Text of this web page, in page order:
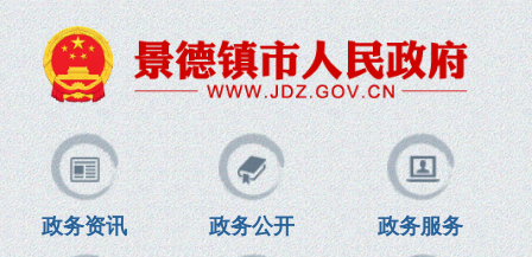
政务资讯 政务公开 政务服务